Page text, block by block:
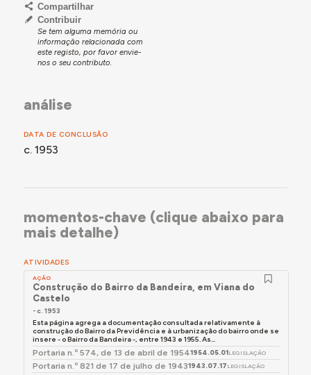
Compartilhar
Contribuir
Se tem alguma memória ou
informação relacionada com
este registo, por favor envie-
nos o seu contributo.
análise
DATA DE CONCLUSÃO
c. 1953
momentos-chave (clique abaixo para
mais detalhe)
ATIVIDADES
AÇÃO
Construção do Bairro da Bandeira, em Viana do
Castelo
- c. 1953
Esta página agrega a documentação consultada relativamente à
construção do Bairro da Previdência e à urbanização do bairro onde se
insere - o Bairro da Bandeira -, entre 1943 e 1955. As...
Portaria n.º 574, de 13 de abril de 19541954.05.01LEGISLAÇÃO
Portaria n.º 821 de 17 de julho de 19431943.07.17 LEGISLAÇÃO